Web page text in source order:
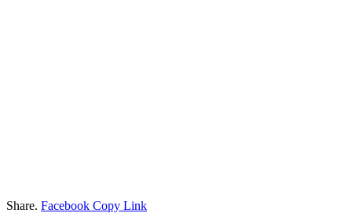
Share. Facebook Copy Link